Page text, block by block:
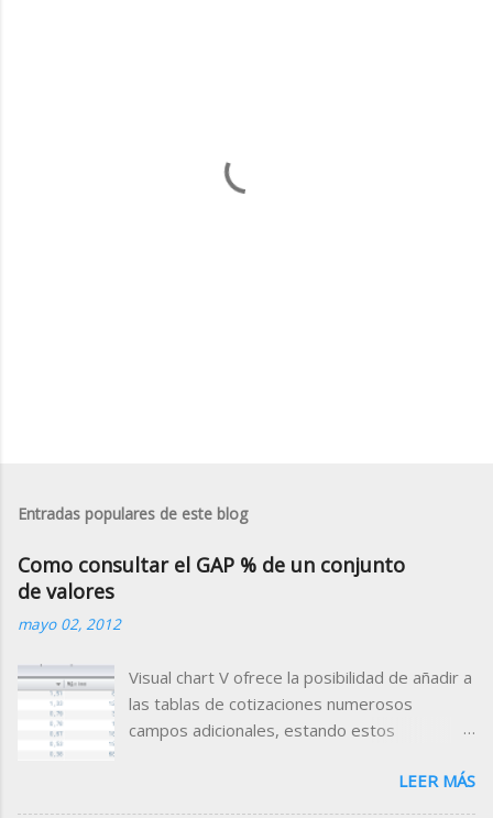
Entradas populares de este blog
Como consultar el GAP % de un conjunto
de valores
mayo 02, 2012
Visual chart V ofrece la posibilidad de añadir a
las tablas de cotizaciones numerosos
campos adicionales, estando estos
tiempo real, valor de indicadores, datos
fundamentales, rating etc.) Para el Mercado
LEER MÁS